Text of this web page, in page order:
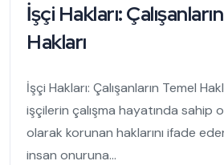
İşçi Hakları:
Hakları
İşçi Hakları: Çalışanların Temel
işçilerin çalışma hayatında sahip
olarak korunan haklarını ifade
insan onuruna...